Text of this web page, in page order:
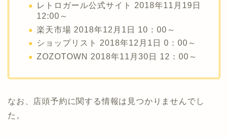
レトロガール公式サイト 2018年11月19日
12:00～
楽天市場 2018年12月1日 10：00～
ショップリスト 2018年12月1日 0：00～
ZOZOTOWN 2018年11月30日 12：00～
なお、店頭予約に関する情報は見つかりませんでし
た。